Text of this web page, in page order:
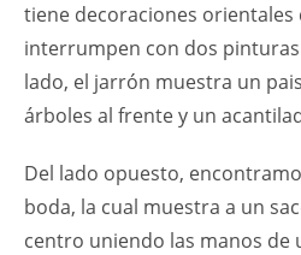
tiene decoraciones orientales
interrumpen con dos
lado, el jarrón muestra un
árboles al frente y un
Del lado opuesto,
boda, la cual muestra a un
centro uniendo las manos